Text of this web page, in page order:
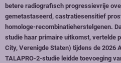
betere radiografisch progressievrije
gemetastaseerd, castratiesensitief
homologe-recombinatieherstelgenen.
studie haar primaire uitkomst, vertelde
City, Verenigde Staten) tijdens de 2026
TALAPRO-2-studie leidde toevoeging